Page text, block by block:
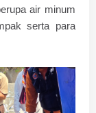
air minum
serta para